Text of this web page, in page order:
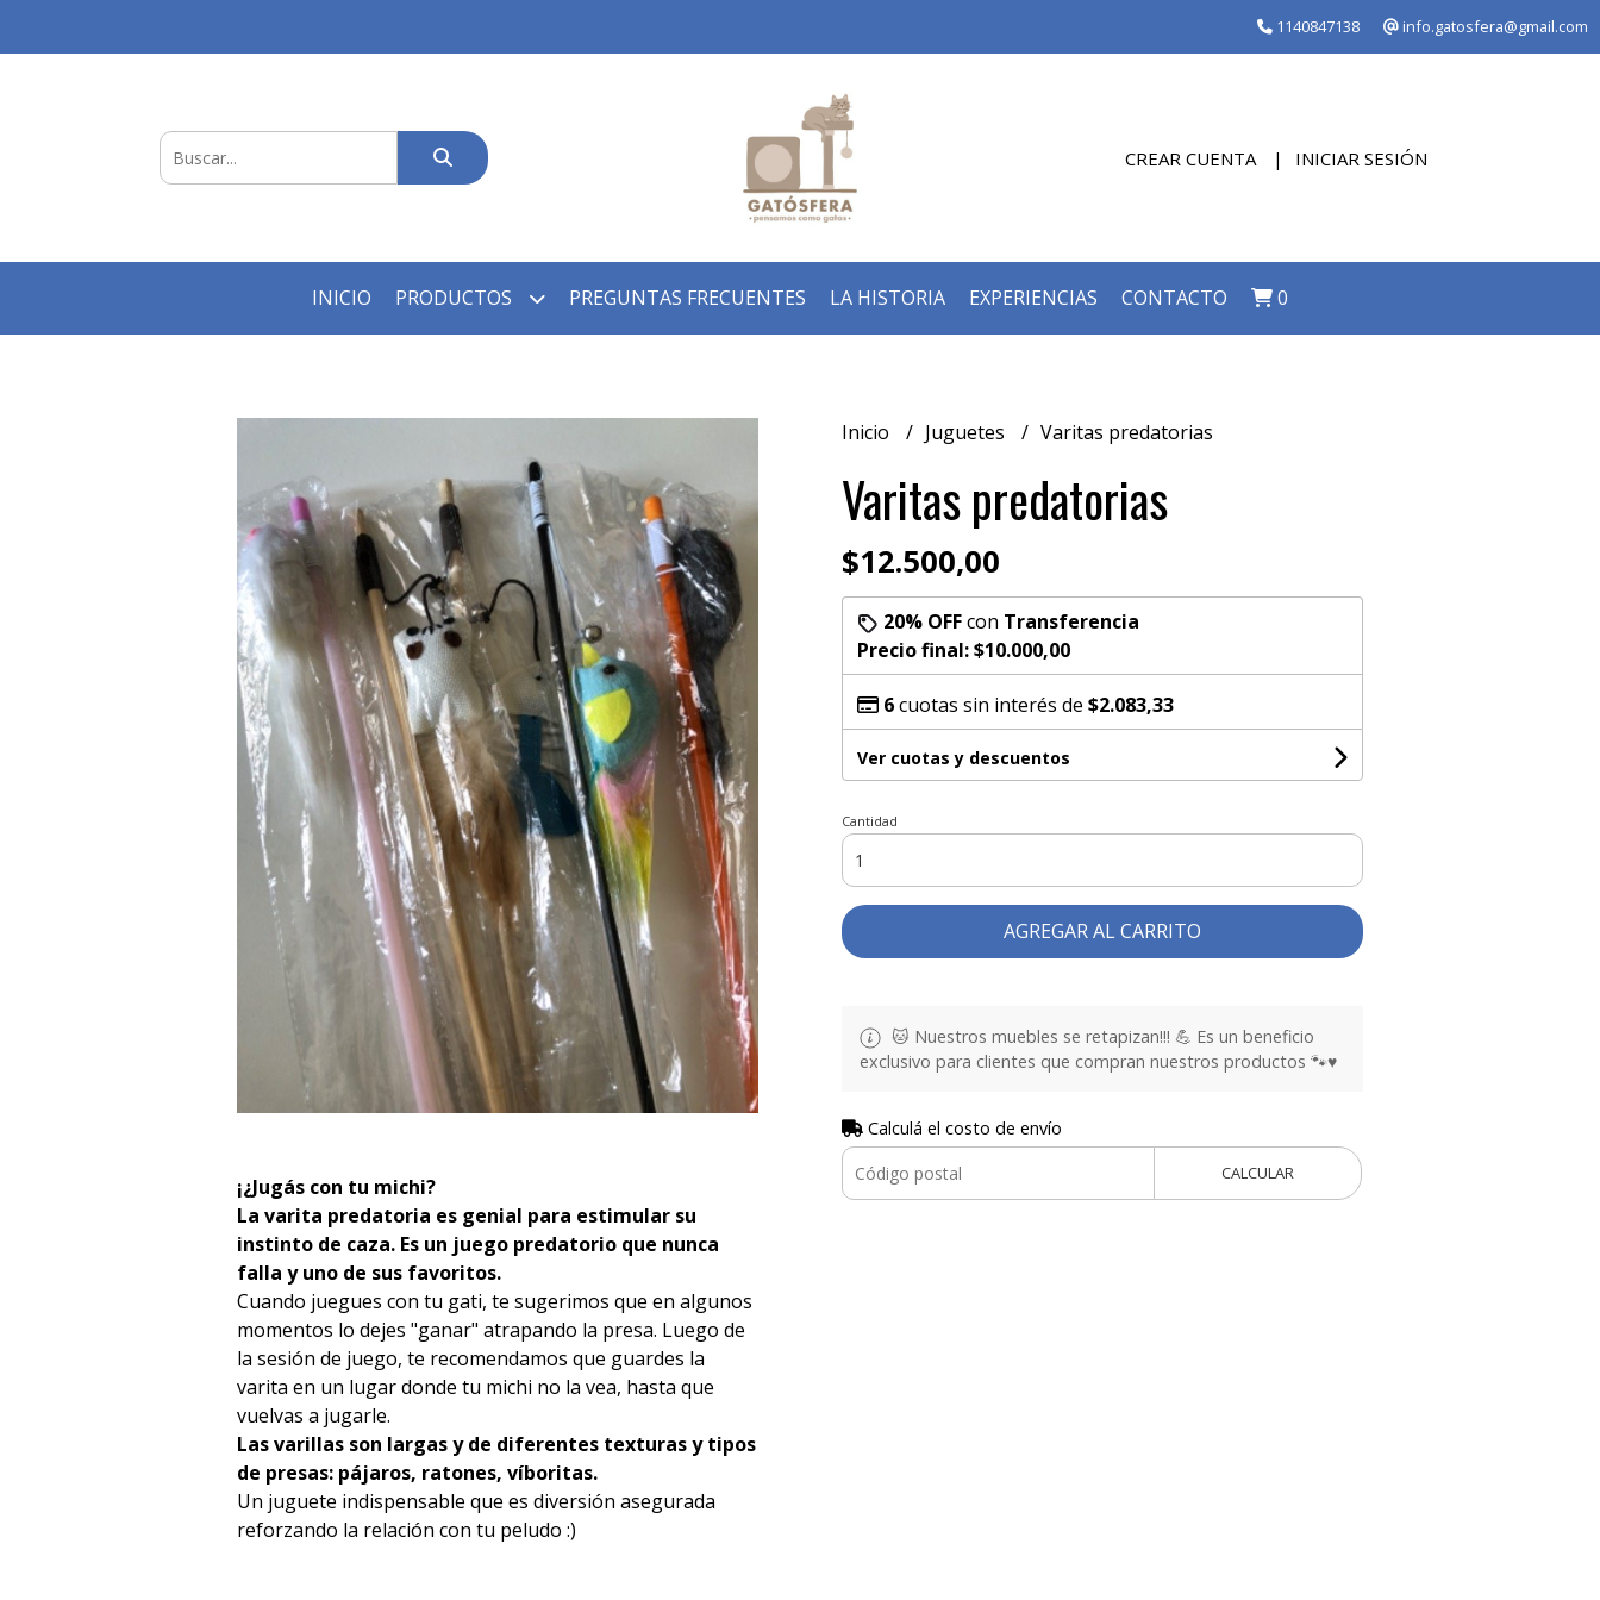
1140847138 info.gatosfera@gmail.com
CREAR CUENTA INICIAR SESIÓN
INICIO PRODUCTOS PREGUNTAS FRECUENTES LA HISTORIA EXPERIENCIAS CONTACTO 0
¡¿Jugás con tu michi?
La varita predatoria es genial para estimular su
instinto de caza. Es un juego predatorio que nunca
falla y uno de sus favoritos.
Cuando juegues con tu gati, te sugerimos que en algunos
momentos lo dejes "ganar" atrapando la presa. Luego de
la sesión de juego, te recomendamos que guardes la
varita en un lugar donde tu michi no la vea, hasta que
vuelvas a jugarle.
Las varillas son largas y de diferentes texturas y tipos
de presas: pájaros, ratones, víboritas.
Un juguete indispensable que es diversión asegurada
reforzando la relación con tu peludo :)
Inicio Juguetes Varitas predatorias
Varitas predatorias
$12.500,00
20% OFFcon Transferencia
Precio final:$10.000,00
6cuotas sin interés de $2.083,33
Ver cuotas y descuentos
Cantidad
AGREGAR AL CARRITO
🐱 Nuestros muebles se retapizan!!! 💪 Es un beneficio
exclusivo para clientes que compran nuestros productos 🐾♥️
Calculá el costo de envío
CALCULAR